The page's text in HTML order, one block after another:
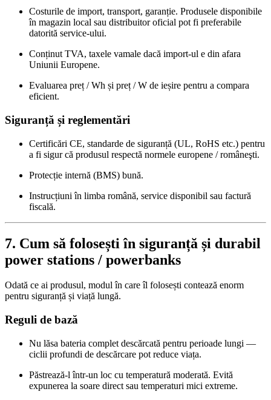
Costurile de import, transport, garanție. Produsele disponibile
în magazin local sau distribuitor oficial pot fi preferabile
datorită service‑ului.
Conținut TVA, taxele vamale dacă import‑ul e din afara
Uniunii Europene.
Evaluarea preț / Wh și preț / W de ieșire pentru a compara
eficient.
Siguranță și reglementări
Certificări CE, standarde de siguranță (UL, RoHS etc.) pentru
a fi sigur că produsul respectă normele europene / româneşti.
Protecție internă (BMS) bună.
Instrucțiuni în limba română, service disponibil sau factură
fiscală.
7. Cum să folosești în siguranță și durabil
power stations / powerbanks
Odată ce ai produsul, modul în care îl folosești contează enorm
pentru siguranță și viață lungă.
Reguli de bază
Nu lăsa bateria complet descărcată pentru perioade lungi —
ciclii profundi de descărcare pot reduce viața.
Păstrează‑l într‑un loc cu temperatură moderată. Evită
expunerea la soare direct sau temperaturi mici extreme.